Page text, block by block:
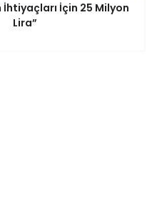
İçin 25 Milyon
Lira”